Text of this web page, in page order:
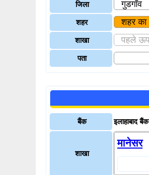
जिला
शहर
शाखा
पता
बैंक इलाहाबाद बैंक
शाखा
मानेसर